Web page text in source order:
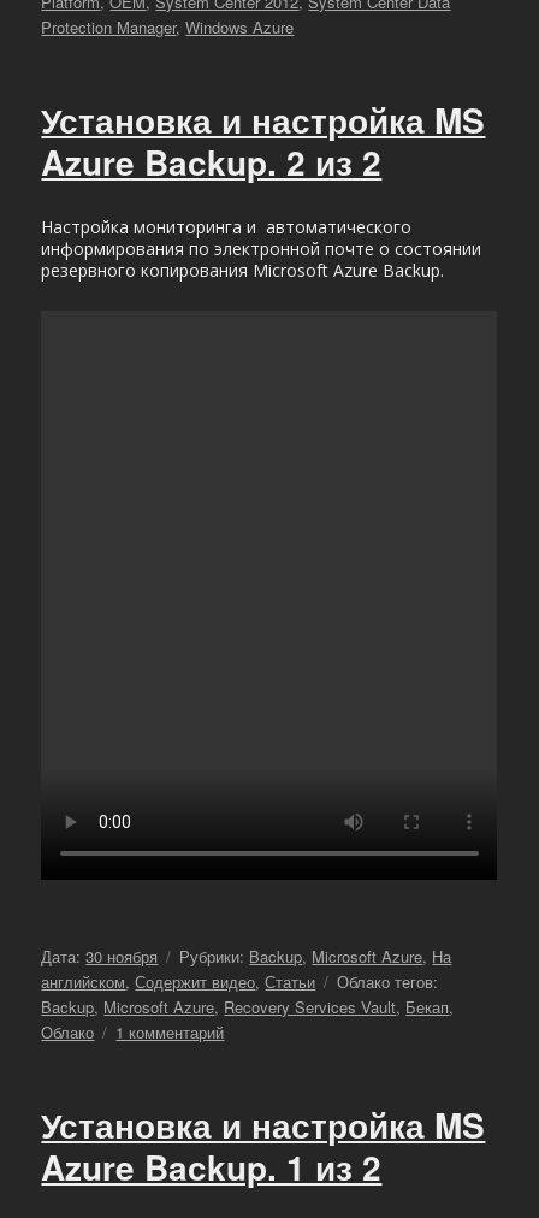
Protection Manager,Windows Azure
Установка и настройка MS
Azure Backup. 2 из 2
Настройка мониторинга и автоматического
информирования по электронной почте о состоянии
резервного копирования Microsoft Azure Backup.
Опубликовано
Дата:30 ноября Рубрики
Рубрики: Backup, Microsoft Azure, На
английском,Содержит видео,Статьи Метки
Облако тегов:
Backup, Microsoft Azure, Recovery Services Vault, Бекап,
Облако
1 комментарийк
настройка
Azure
Установка и настройка MS
Azure Backup. 1 из 2